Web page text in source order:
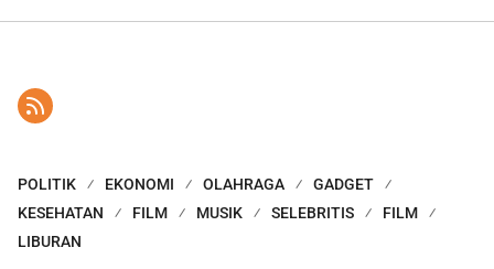
POLITIK EKONOMI OLAHRAGA
GADGET
KESEHATAN
FILM MUSIK SELEBRITIS
FILM
LIBURAN